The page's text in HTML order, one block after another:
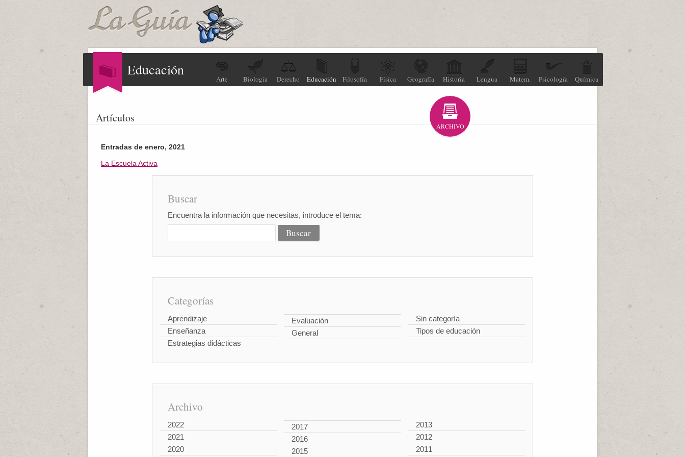
Educación
Arte Biología Derecho Educación Filosofía Física Geografía Historia Lengua Matem. Psicología Química
Artículos
ARCHIVO
Entradas de enero, 2021
La Escuela Activa
Buscar
Encuentra la información que necesitas, introduce el tema:
Categorías
Aprendizaje
Enseñanza
Estrategias didácticas
Evaluación
General
Sin categoría
Tipos de educación
Archivo
2022
2021
2020
2017
2016
2015
2013
2012
2011